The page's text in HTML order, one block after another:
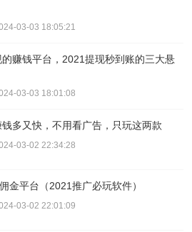
03-03 18:05:21
赚钱平台，2021提现秒到账的三大悬
03-03 18:01:08
多又快，不用看广告，只玩这两款
03-02 22:34:28
金平台（2021推广必玩软件）
03-02 22:01:09